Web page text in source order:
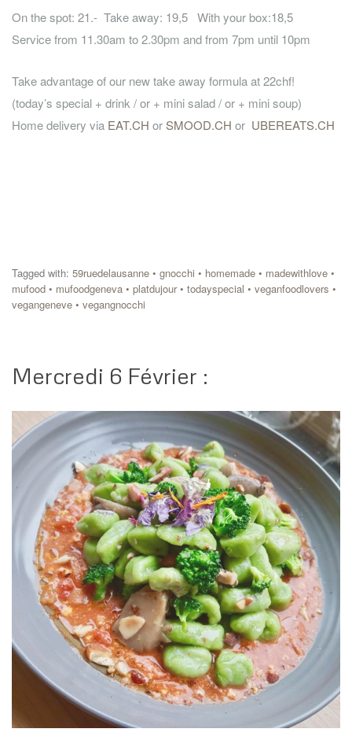
On the spot: 21.- Take away: 19,5 With your box:18,5
Service from 11.30am to 2.30pm and from 7pm until 10pm
Take advantage of our new take away formula at 22chf!
(today’s special + drink / or + mini salad / or + mini soup)
Home delivery via EAT.CH orSMOOD.CH or UBEREATS.CH
Tagged with: 59ruedelausanne • gnocchi • homemade • madewithlove •
mufood • mufoodgeneva • platdujour• todayspecial • veganfoodlovers •
vegangeneve • vegangnocchi
Mercredi 6 Février :